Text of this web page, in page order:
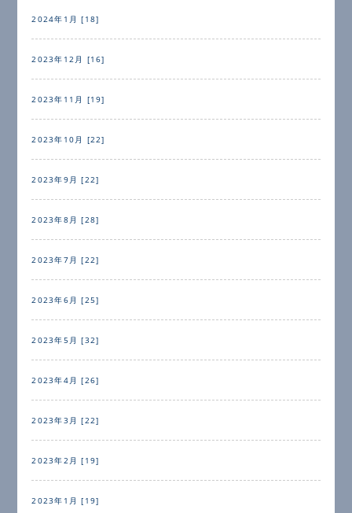
2024年1月 [18]
2023年12月 [16]
2023年11月 [19]
2023年10月 [22]
2023年9月 [22]
2023年8月 [28]
2023年7月 [22]
2023年6月 [25]
2023年5月 [32]
2023年4月 [26]
2023年3月 [22]
2023年2月 [19]
2023年1月 [19]